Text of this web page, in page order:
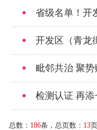
省级名单！开
开发区（青龙
毗邻共治 聚
检测认证 再添
总数： 186条，总页数： 13